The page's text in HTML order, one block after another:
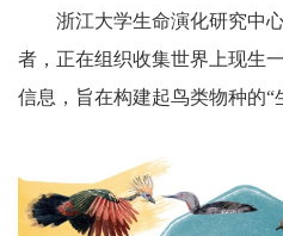
浙江大学生命演化研究中
者，正在组织收集世界上现生
信息，旨在构建起鸟类物种的“